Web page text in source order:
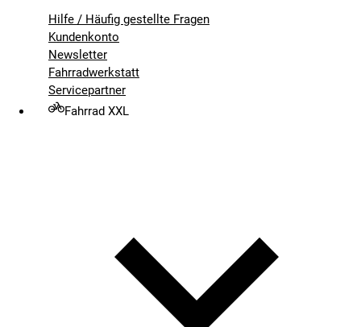
Hilfe / Häufig gestellte Fragen
Kundenkonto
Newsletter
Fahrradwerkstatt
Servicepartner
Fahrrad XXL